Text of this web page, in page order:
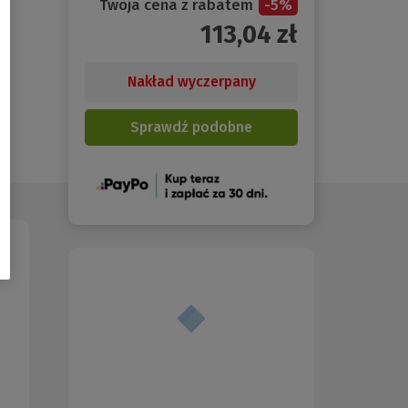
Twoja cena z rabatem -5%
113,04 zł
Nakład wyczerpany
Sprawdź podobne
(Nowe